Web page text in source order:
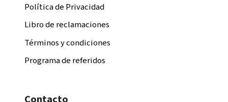
Política de Privacidad
Libro de reclamaciones
Términos y condiciones
Programa de referidos
Contacto